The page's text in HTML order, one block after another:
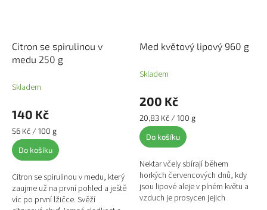
Citron se spirulinou v
medu 250 g
Skladem
140 Kč
Měrná
cena:
56 Kč / 100 g
Do košíku
Citron se spirulinou v medu, který
zaujme už na první pohled a ještě
víc po první lžičce. Svěží
Med květový lipový 960 g
Skladem
200 Kč
Měrná
cena:
20,83 Kč / 100 g
Do košíku
Nektar včely sbírají během
horkých červencových dnů, kdy
jsou lipové aleje v plném květu a
vzduch je prosycen jejich